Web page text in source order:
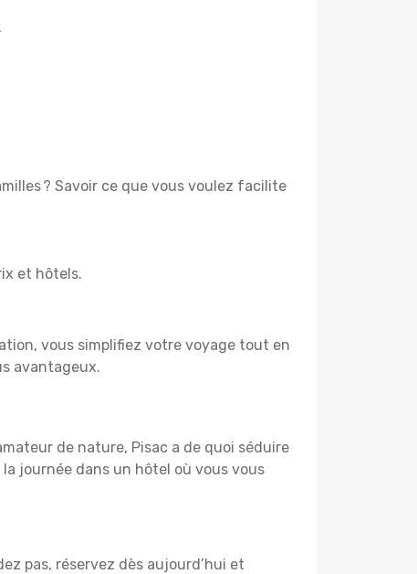
? Savoir ce que vous voulez facilite
et hôtels.
vous simplifiez votre voyage tout en
avantageux.
de nature, Pisac a de quoi séduire
journée dans un hôtel où vous vous
pas, réservez dès aujourd’hui et